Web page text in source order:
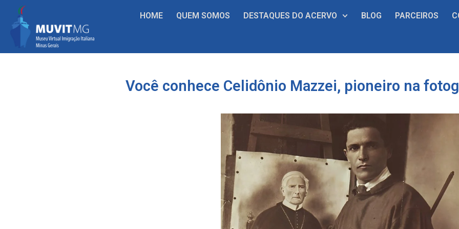
HOME QUEM SOMOS DESTAQUES DO ACERVO BLOG PARCEIROS
Você conhece Celidônio Mazzei, pioneiro na